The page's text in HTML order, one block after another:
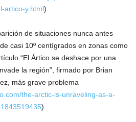
artico-y.html).
de situaciones nunca antes
casi 10º centígrados en zonas como
“El Ártico se deshace por una
la región”, firmado por Brian
más grave problema
the-arctic-is-unraveling-as-a-
).